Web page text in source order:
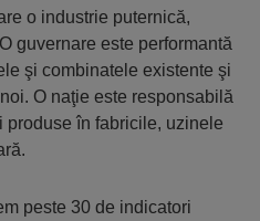
o industrie puternică,
guvernare este performantă
şi combinatele existente şi
noi. O naţie este responsabilă
produse în fabricile, uzinele
peste 30 de indicatori